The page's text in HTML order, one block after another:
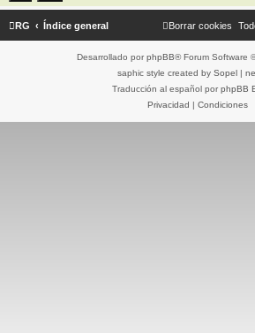
RG Índice general Borrar cookies
Desarrollado por phpBB® Forum Software
saphic style created by Sopel|
Traducción al español por phpBB
Privacidad | Condiciones